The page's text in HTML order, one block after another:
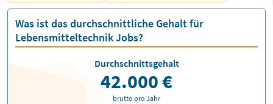
Was ist das durchschnittliche Gehalt für
Lebensmitteltechnik Jobs?
Durchschnittsgehalt
42.000 €
brutto pro Jahr